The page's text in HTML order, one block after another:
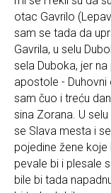
otac Gavrilo
sam se tada da
Gavrila, u selu
sela Duboka, jer
apostole - Duhovni
sam čuo i treću
sina Zorana. U
se Slava mesta i
pojedine žene koje
pevale bi i plesale
bile bi tada